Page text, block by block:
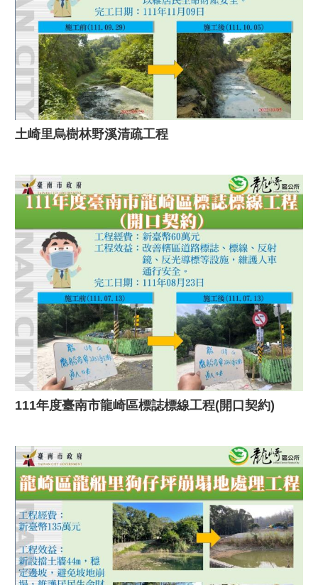
土崎里烏樹林野溪清疏工程
111年度臺南市龍崎區標誌標線工程(開口契約)